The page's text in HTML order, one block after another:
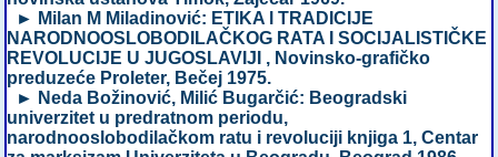
► Milan M Miladinović: ETIKA l TRADICIJE
NARODNOOSLOBODILAČKOG RATA I SOCIJALISTIČKE
REVOLUCIJE U JUGOSLAVIJI , Novinsko-grafičko
preduzeće Proleter, Bečej 1975.
► Neda Božinović, Milić Bugarčić: Beogradski
univerzitet u predratnom periodu,
narodnooslobodilačkom ratu i revoluciji knjiga 1, Centar